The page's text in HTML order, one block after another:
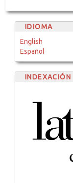
IDIOMA
English
Español
INDEXACIÓN